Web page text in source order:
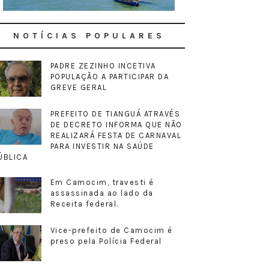
NOTÍCIAS POPULARES
PADRE ZEZINHO INCETIVA
POPULAÇÃO A PARTICIPAR DA
GREVE GERAL
PREFEITO DE TIANGUÁ ATRAVÉS
DE DECRETO INFORMA QUE NÃO
REALIZARÁ FESTA DE CARNAVAL
PARA INVESTIR NA SAÚDE
Em Camocim, travesti é
assassinada ao lado da
Receita federal.
Vice-prefeito de Camocim é
preso pela Polícia Federal